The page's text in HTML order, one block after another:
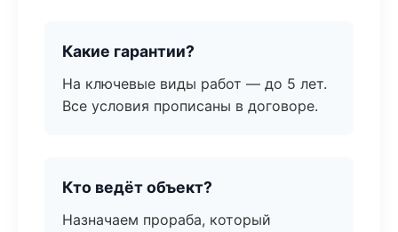
Какие гарантии?
На ключевые виды работ — до 5 лет.
Все условия прописаны в договоре.
Кто ведёт объект?
Назначаем прораба, который